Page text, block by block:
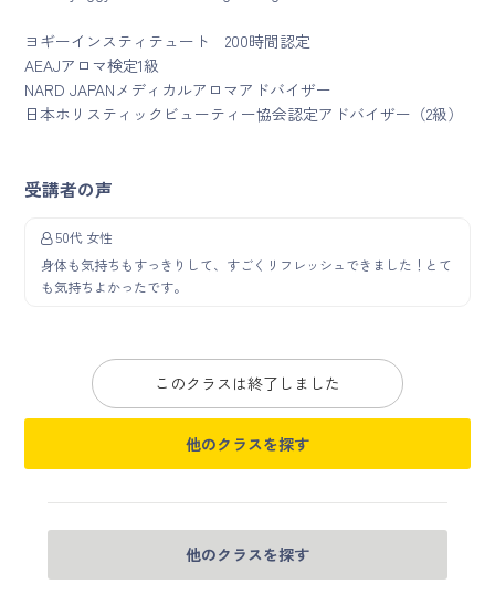
ヨギーインスティテュート 200時間認定
AEAJアロマ検定1級
NARD JAPANメディカルアロマアドバイザー
日本ホリスティックビューティー協会認定アドバイザー（2級）
受講者の声
50代 女性
身体も気持ちもすっきりして、すごくリフレッシュできました！とて
も気持ちよかったです。
このクラスは終了しました
他のクラスを探す
他のクラスを探す